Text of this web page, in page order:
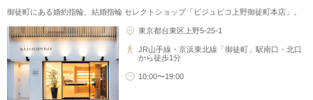
御徒町にある婚約指輪、結婚指輪 セレクトショップ「ビジュピコ上野御徒町本店」。
東京都台東区上野5-25-1
JR山手線・京浜東北線「御徒町」駅南口・北口
から徒歩1分
10:00〜19:00